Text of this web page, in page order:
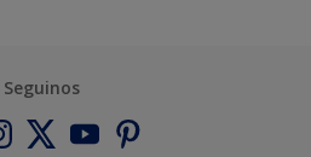
Seguinos